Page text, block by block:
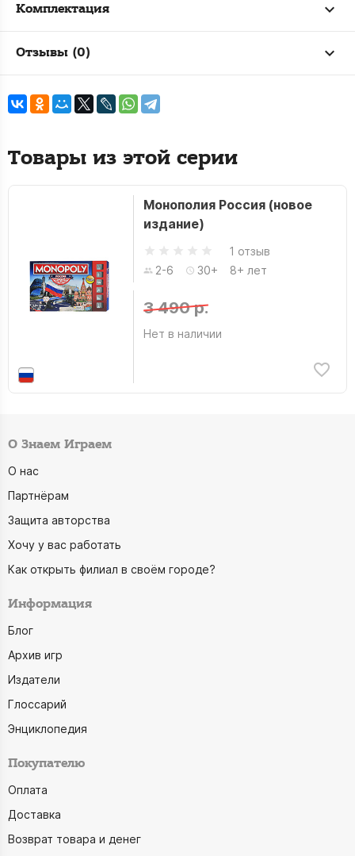
Комплектация
Отзывы (0)
Товары из этой серии
Монополия Россия (новое
издание)
1 отзыв
2-6
30+ 8+ лет
3 490 р.
Нет в наличии
О Знаем Играем
О нас
Партнёрам
Защита авторства
Хочу у вас работать
Как открыть филиал в своём городе?
Информация
Блог
Архив игр
Издатели
Глоссарий
Энциклопедия
Покупателю
Оплата
Доставка
Возврат товара и денег